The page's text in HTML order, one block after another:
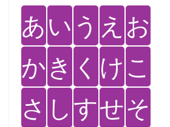
あい う え お
かき く けこ
さ しすせそ